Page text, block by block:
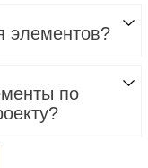
элементов?
по